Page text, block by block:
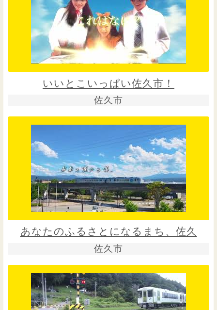
いいとこいっぱい佐久市！
佐久市
あなたのふるさとになるまち、佐久
佐久市